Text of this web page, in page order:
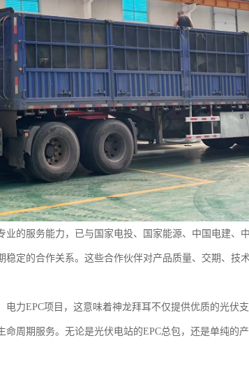
的服务能力，已与国家电投、国家能源、中国电建、
定的合作关系。这些合作伙伴对产品质量、交期、技
力EPC项目，这意味着神龙拜耳不仅提供优质的光伏
周期服务。无论是光伏电站的EPC总包，还是单纯的